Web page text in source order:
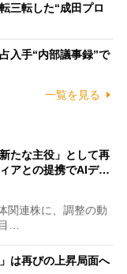
三転した“成田プロ
入手“内部議事録”で
一覧を見る
たな主役」として再
アとの提携でAIデ…
関連株に、調整の動
…
は再びの上昇局面へ